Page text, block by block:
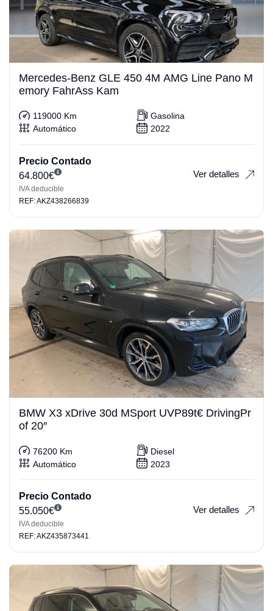
Mercedes-Benz GLE 450 4M AMG Line Pano M
emory FahrAss Kam
119000 Km
Gasolina
Automático
2022
Precio Contado
64.800€
IVA deducible
Ver detalles
REF: AKZ438266839
BMW X3 xDrive 30d MSport UVP89t€ DrivingPr
of 20″
76200 Km
Diesel
Automático
2023
Precio Contado
55.050€
IVA deducible
Ver detalles
REF: AKZ435873441